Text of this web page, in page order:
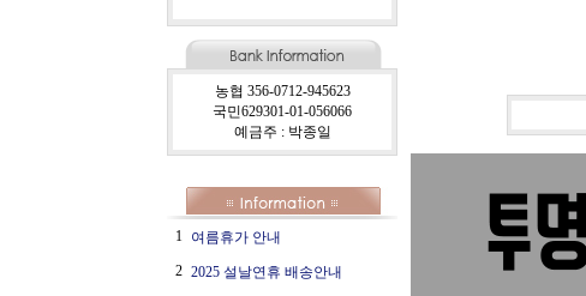
농협 356-0712-945623
국민629301-01-056066
예금주 : 박종일
1 여름휴가 안내
2 2025 설날연휴 배송안내